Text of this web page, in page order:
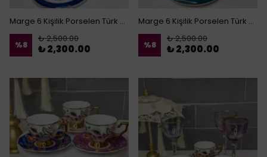
Marge 6 Kişilik Porselen Türk Kahvesi Fincanı (L)
%8
₺ 2,500.00
₺ 2,300.00
Marge 6 Kişilik Porselen Türk Kahvesi Fincanı
%8
₺ 2,500.00
₺ 2,300.00